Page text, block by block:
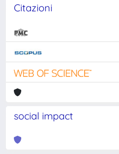
Citazioni
social impact